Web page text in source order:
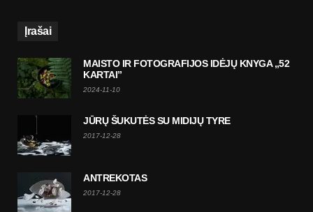
Įrašai
MAISTO IR FOTOGRAFIJOS IDĖJŲ KNYGA „52
KARTAI”
2024-11-10
JŪRŲ ŠUKUTĖS SU MIDIJŲ TYRE
2017-12-28
ANTREKOTAS
2017-12-28